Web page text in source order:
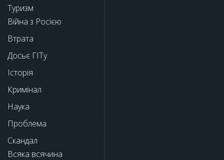
Туризм
Війна з Росією
Втрата
Досьє ГІТу
Історія
Кримінал
Наука
Проблема
Скандал
Всяка всячина